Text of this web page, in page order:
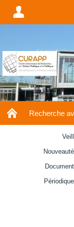
A
A Recherche